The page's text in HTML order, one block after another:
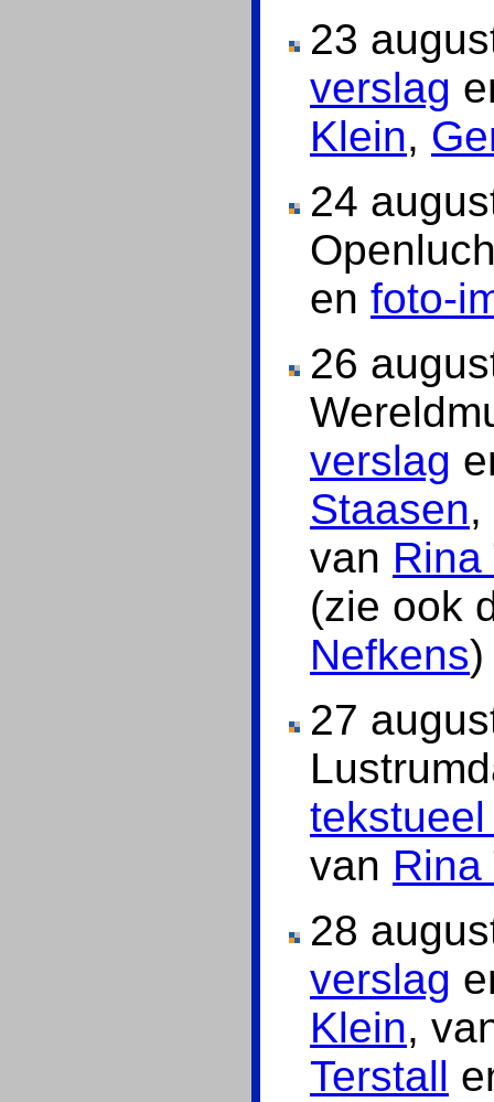
23
verslag
Klein,
24
en foto-
26
verslag
Staasen
van Rina
(zie ook
Nefkens
27
van Rina
28
verslag
Klein,
Terstall